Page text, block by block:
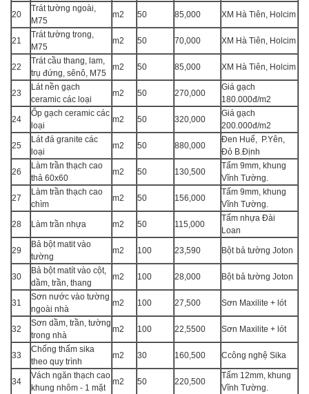
20
Trát tường ngoài,
M75
m2 50 85,000 XM Hà Tiên, Holcim
21
Trát tường trong,
M75
m2 50 70,000 XM Hà Tiên, Holcim
22
Trát cầu thang, lam,
trụ đứng, sênô, M75
m2 50 85,000 XM Hà Tiên, Holcim
23
Lát nền gạch
ceramic các loại
m2 50 270,000
Giá gạch
180.000đ/m2
24
Ốp gạch ceramic các
loại
m2 50 320,000
Giá gạch
200.000đ/m2
25
Lát đá granite các
loại
m2 50 880,000
Đen Huế, P.Yên,
Đỏ B.Định
26
Làm trần thạch cao
thả 60x60
m2 50 130,500
Tấm 9mm, khung
Vĩnh Tường.
27
Làm trần thạch cao
chìm
m2 50 156,000
Tấm 9mm, khung
Vĩnh Tường.
28 Làm trần nhựa m2 50 115,000
Tấm nhựa Đài
Loan
29
Bả bột matit vào
tường
m2 100 23,590 Bột bả tường Joton
30
Bả bột matít vào cột,
dầm, trần, thang
m2 100 28,000 Bột bả tường Joton
31
Sơn nước vào tường
ngoài nhà
m2 100 27,500 Sơn Maxilite + lót
32
Sơn dầm, trần, tường
trong nhà
m2 100 22,5500 Sơn Maxilite + lót
33
Chống thấm sika
theo quy trình
m2 30 160,500 Ccông nghệ Sika
34
Vách ngăn thạch cao
khung nhôm - 1 mặt
m2 50 220,500
Tấm 12mm, khung
Vĩnh Tường.